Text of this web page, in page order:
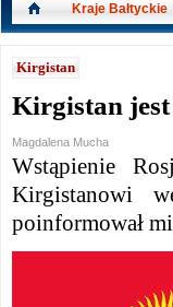
Kirgistan
Kirgistan
Magdalena Mucha
Wstąpienie
Kirgistanowi
poinformował
Kraje Bałtyckie